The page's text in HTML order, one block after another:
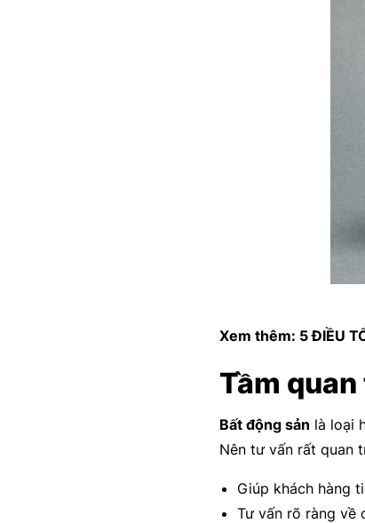
Xem thêm: 5 ĐIỀU
Tầm
Bất động sản là loại
Nên tư vấn rất quan
Giúp khách hàng
Tư vấn rõ ràng về